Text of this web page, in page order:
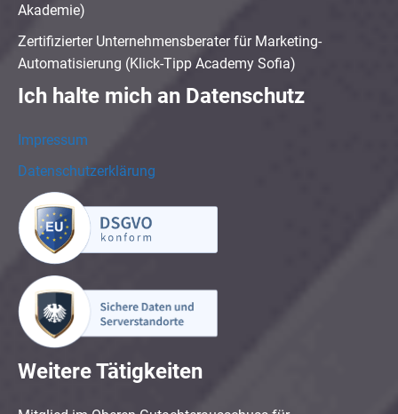
Akademie)
Zertifizierter Unternehmensberater für Marketing-
Automatisierung (Klick-Tipp Academy Sofia)
Ich halte mich an Datenschutz
Impressum
Datenschutzerklärung
Weitere Tätigkeiten